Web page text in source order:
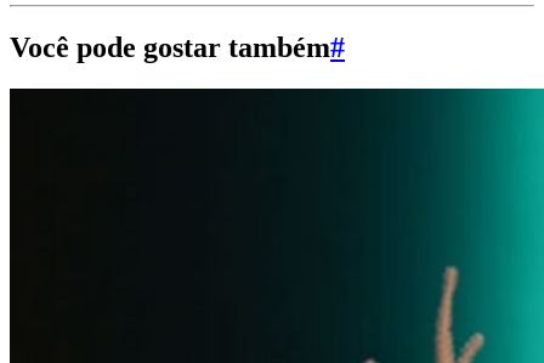
Você pode gostar também#